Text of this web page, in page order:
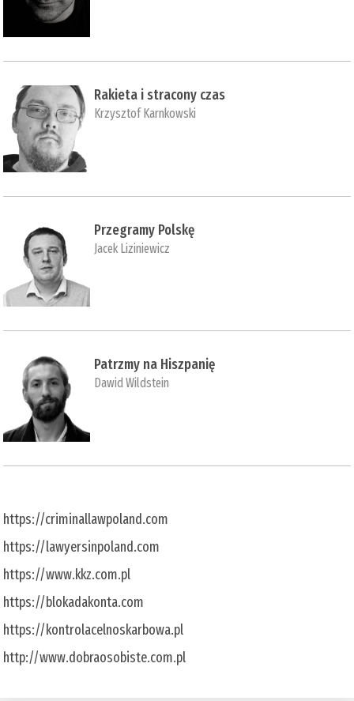
Rakieta i stracony czas
Krzysztof Karnkowski
Przegramy Polskę
Jacek Liziniewicz
Patrzmy na Hiszpanię
Dawid Wildstein
https://criminallawpoland.com
https://lawyersinpoland.com
https://www.kkz.com.pl
https://blokadakonta.com
https://kontrolacelnoskarbowa.pl
http://www.dobraosobiste.com.pl